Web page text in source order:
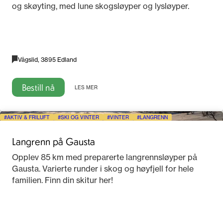
og skøyting, med lune skogsløyper og lysløyper.
Vågslid, 3895 Edland
Bestill nå LES MER
AKTIV & FRILUFT SKI OG VINTER VINTER LANGRENN
Langrenn på Gausta
Opplev 85 km med preparerte langrennsløyper på
Gausta. Varierte runder i skog og høyfjell for hele
familien. Finn din skitur her!